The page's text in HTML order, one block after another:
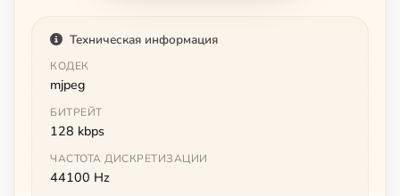
Техническая информация
КОДЕК
mjpeg
БИТРЕЙТ
128 kbps
ЧАСТОТА ДИСКРЕТИЗАЦИИ
44100 Hz